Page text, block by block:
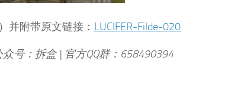
）并附带原文链接： LUCIFER-Filde-020
号：拆盒 | 官方QQ群：658490394